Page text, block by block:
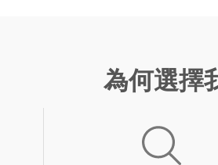
為何選擇